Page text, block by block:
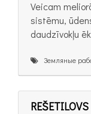
Veicam
sistēmu,
daudzīvokļu
Земляные
REŠETILOVS